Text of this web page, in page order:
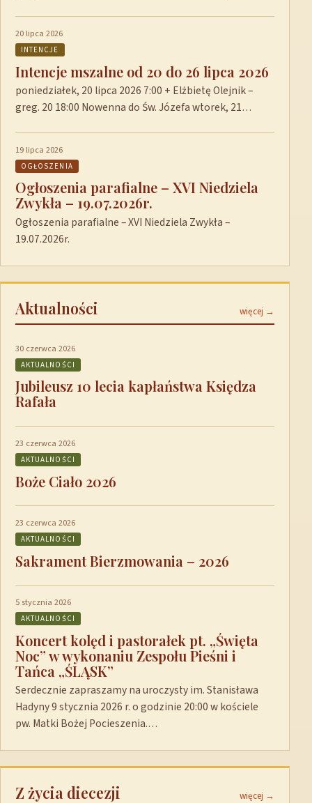
20 lipca 2026
INTENCJE
Intencje mszalne od 20 do 26 lipca 2026
poniedziałek, 20 lipca 2026 7:00 + Elżbietę Olejnik –
greg. 20 18:00 Nowenna do Św. Józefa wtorek, 21…
19 lipca 2026
OGŁOSZENIA
Ogłoszenia parafialne – XVI Niedziela
Zwykła – 19.07.2026r.
Ogłoszenia parafialne – XVI Niedziela Zwykła –
19.07.2026r.
Aktualności więcej →
30 czerwca 2026
AKTUALNOŚCI
Jubileusz 10 lecia kapłaństwa Księdza
Rafała
23 czerwca 2026
AKTUALNOŚCI
Boże Ciało 2026
23 czerwca 2026
AKTUALNOŚCI
Sakrament Bierzmowania – 2026
5 stycznia 2026
AKTUALNOŚCI
Koncert kolęd i pastorałek pt. „Święta
Noc” w wykonaniu Zespołu Pieśni i
Tańca „ŚLĄSK”
Serdecznie zapraszamy na uroczysty im. Stanisława
Hadyny 9 stycznia 2026 r. o godzinie 20:00 w kościele
pw. Matki Bożej Pocieszenia.…
Z życia diecezji więcej →